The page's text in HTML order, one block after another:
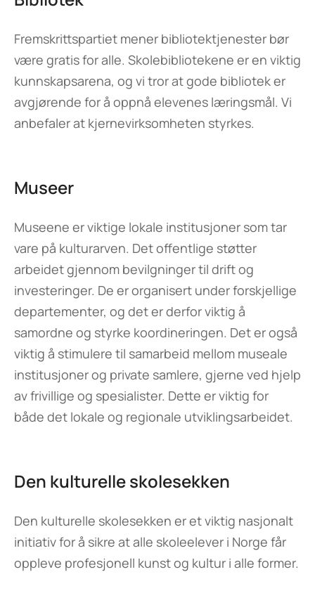
Fremskrittspartiet mener bibliotektjenester bør
være gratis for alle. Skolebibliotekene er en viktig
kunnskapsarena, og vi tror at gode bibliotek er
avgjørende for å oppnå elevenes læringsmål. Vi
anbefaler at kjernevirksomheten styrkes.
Museer
Museene er viktige lokale institusjoner som tar
vare på kulturarven. Det offentlige støtter
arbeidet gjennom bevilgninger til drift og
investeringer. De er organisert under forskjellige
departementer, og det er derfor viktig å
samordne og styrke koordineringen. Det er også
viktig å stimulere til samarbeid mellom museale
institusjoner og private samlere, gjerne ved hjelp
av frivillige og spesialister. Dette er viktig for
både det lokale og regionale utviklingsarbeidet.
Den kulturelle skolesekken
Den kulturelle skolesekken er et viktig nasjonalt
initiativ for å sikre at alle skoleelever i Norge får
oppleve profesjonell kunst og kultur i alle former.